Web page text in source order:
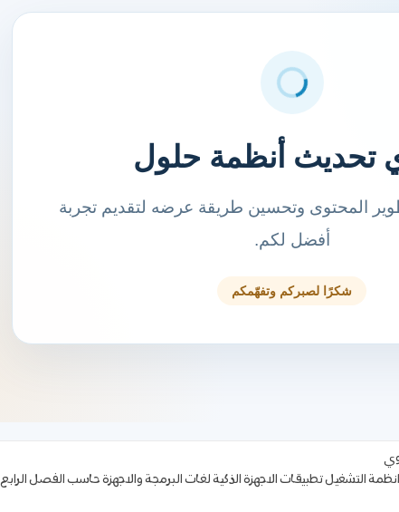
انظمة التشغيل تطبيقات الاجهزة الذكية لغات البرمجة والاجهزة حاسب الفصل الرابع